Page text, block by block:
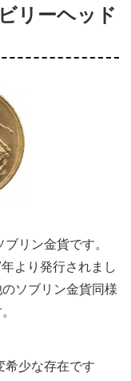
リーヘッド
リン金貨です。
より発行されまし
ソブリン金貨同様
希少な存在です